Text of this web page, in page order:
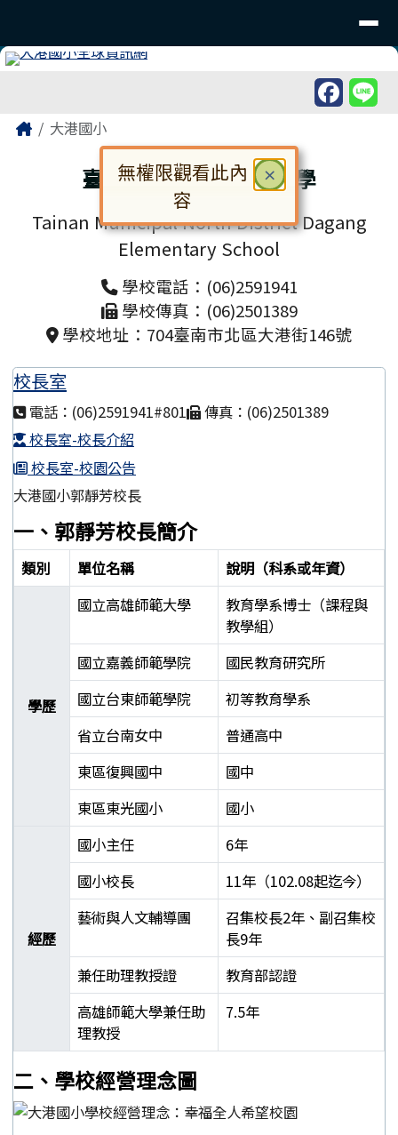
主內容區域
Home大港國小
臺南市北區大港國民小學
Tainan Municipal North District Dagang
Elementary School
學校電話：(06)2591941
學校傳真：(06)2501389
學校地址：704臺南市北區大港街146號
校長室
電話：(06)2591941#801
傳真：(06)2501389
校長室-校長介紹
校長室-校園公告
大港國小郭靜芳校長
一、郭靜芳校長簡介
類別 單位名稱 說明（科系或年資）
學歷
國立高雄師範大學
教育學系博士（課程與
教學組）
國立嘉義師範學院
國民教育研究所
國立台東師範學院
初等教育學系
省立台南女中
普通高中
東區復興國中
國中
東區東光國小
國小
經歷
國小主任
6年
國小校長
11年（102.08起迄今）
藝術與人文輔導團
召集校長2年、副召集校
長9年
兼任助理教授證
教育部認證
高雄師範大學兼任助
理教授
7.5年
二、學校經營理念圖
頁尾區域
× 關閉
無權限觀看此內
容
對話框已開啟。請使用 Tab 鍵在